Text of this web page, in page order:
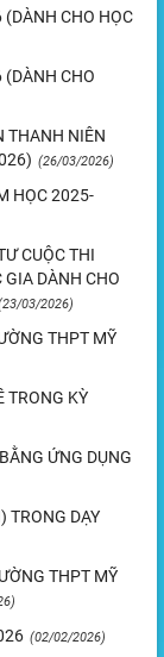
CHO HỌC
(DÀNH CHO
THANH NIÊN
(26/03/2026)
HỌC 2025-
CUỘC THI
GIA DÀNH CHO
03/2026)
THPT MỸ
TRONG KỲ
ỨNG DỤNG
TRONG DẠY
THPT MỸ
(02/02/2026)